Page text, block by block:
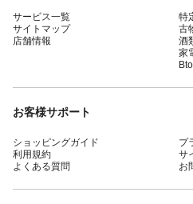
サービス一覧
サイトマップ
店舗情報
特
古
酒
家
お客様サポート
ショッピングガイド
利用規約
よくある質問
プ
サ
お